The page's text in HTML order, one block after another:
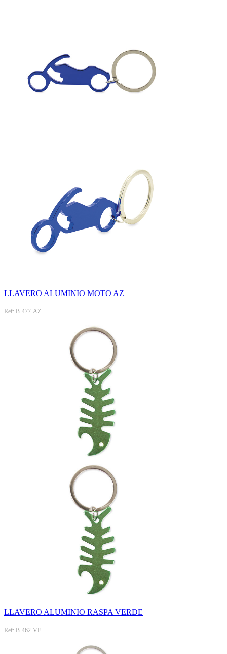
LLAVERO ALUMINIO MOTO AZ
Ref: B-477-AZ
LLAVERO ALUMINIO RASPA VERDE
Ref: B-462-VE